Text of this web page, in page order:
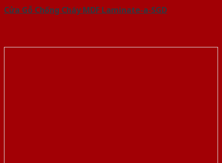
Cửa Gỗ Chống Cháy MDF Laminate-a-SGD